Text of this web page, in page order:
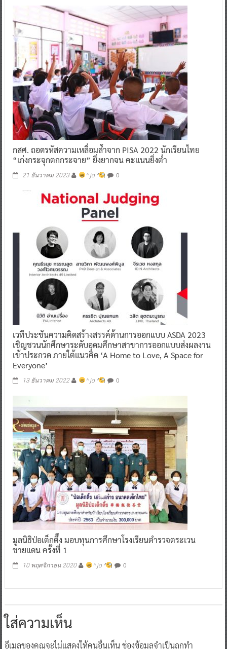
กสศ. ถอดรหัสความเหลื่อมล้ำจาก PISA 2022 นักเรียนไทย
“เก่งกระจุกตกกระจาย” ยิ่งยากจน คะแนนยิ่งต่ำ
21 ธันวาคม 2023 ^ jo ^ 0
เวทีประชันความคิดสร้างสรรค์ด้านการออกแบบ ASDA 2023
เชิญชวนนักศึกษาระดับอุดมศึกษาสาขาการออกแบบส่งผลงาน
เข้าประกวด ภายใต้แนวคิด ‘A Home to Love, A Space for
Everyone’
13 ธันวาคม 2022 ^ jo ^ 0
มูลนิธิป่อเต็กตึ๊ง มอบทุนการศึกษาโรงเรียนตำรวจตระเวน
ชายแดน ครั้งที่ 1
10 พฤศจิกายน 2020 ^ jo ^ 0
อีเมลของคุณจะไม่แสดงให้คนอื่นเห็น